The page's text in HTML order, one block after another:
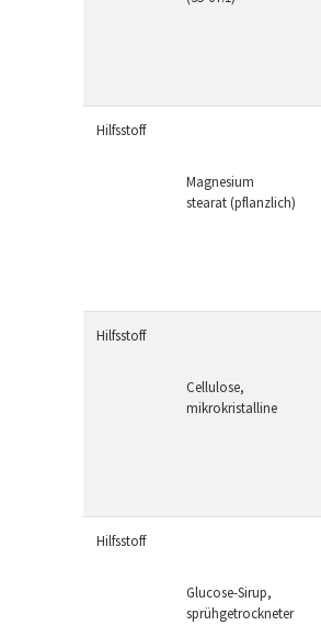
Hilfsstoff
Magnesium
stearat (pflanzlich)
Hilfsstoff
Cellulose,
mikrokristalline
Hilfsstoff
Glucose-Sirup,
sprühgetrockneter